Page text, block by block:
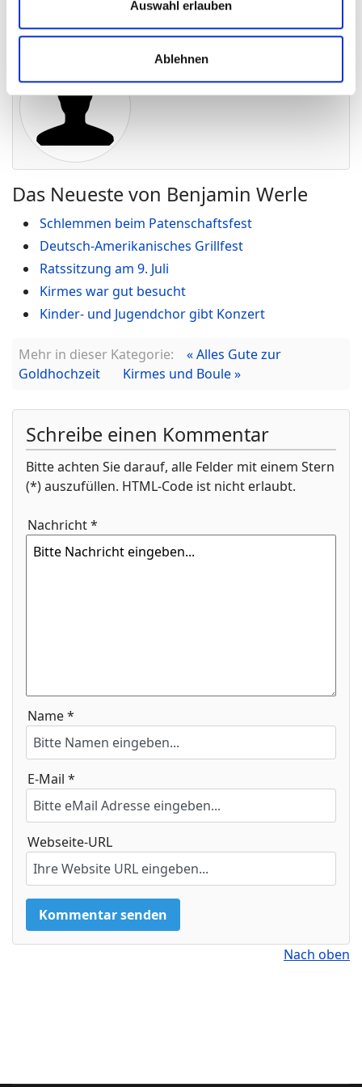
Auswahl erlauben
Ablehnen
Benjamin Werle
Das Neueste von Benjamin Werle
Schlemmen beim Patenschaftsfest
Deutsch-Amerikanisches Grillfest
Ratssitzung am 9. Juli
Kirmes war gut besucht
Kinder- und Jugendchor gibt Konzert
Mehr in dieser Kategorie:
« Alles Gute zur
Goldhochzeit
Kirmes und Boule »
Schreibe einen Kommentar
Bitte achten Sie darauf, alle Felder mit einem Stern
(*) auszufüllen. HTML-Code ist nicht erlaubt.
Nachricht *
Name *
E-Mail *
Webseite-URL
Nach oben